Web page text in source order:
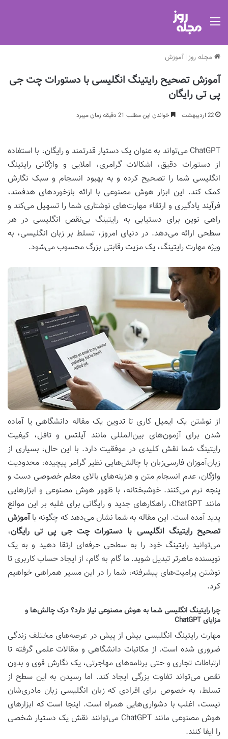
مجله روز | آموزش
آموزش تصحیح رایتینگ انگلیسی با دستورات چت جی
پی تی رایگان
22 اردیبهشت خواندن این مطلب 21 دقیقه زمان میبرد
ChatGPT می‌تواند به عنوان یک دستیار قدرتمند و رایگان، با استفاده
از دستورات دقیق، اشکالات گرامری، املایی و واژگانی رایتینگ
انگلیسی شما را تصحیح کرده و به بهبود انسجام و سبک نگارش
کمک کند. این ابزار هوش مصنوعی با ارائه بازخوردهای هدفمند،
فرآیند یادگیری و ارتقاء مهارت‌های نوشتاری شما را تسهیل می‌کند و
راهی نوین برای دستیابی به رایتینگ بی‌نقص انگلیسی در هر
سطحی ارائه می‌دهد. در دنیای امروز، تسلط بر زبان انگلیسی، به
ویژه مهارت رایتینگ، یک مزیت رقابتی بزرگ محسوب می‌شود.
از نوشتن یک ایمیل کاری تا تدوین یک مقاله دانشگاهی یا آماده
شدن برای آزمون‌های بین‌المللی مانند آیلتس و تافل، کیفیت
رایتینگ شما نقش کلیدی در موفقیت دارد. با این حال، بسیاری از
زبان‌آموزان فارسی‌زبان با چالش‌هایی نظیر گرامر پیچیده، محدودیت
واژگان، عدم انسجام متن و هزینه‌های بالای معلم خصوصی دست و
پنجه نرم می‌کنند. خوشبختانه، با ظهور هوش مصنوعی و ابزارهایی
مانند ChatGPT، راهکارهای جدید و رایگانی برای غلبه بر این موانع
پدید آمده است. این مقاله به شما نشان می‌دهد که چگونه باآموزش
تصحیح رایتینگ انگلیسی با دستورات چت جی پی تی رایگان،
می‌توانید رایتینگ خود را به سطحی حرفه‌ای ارتقا دهید و به یک
نویسنده ماهرتر تبدیل شوید. ما گام به گام، از ایجاد حساب کاربری تا
نوشتن پرامپت‌های پیشرفته، شما را در این مسیر همراهی خواهیم
کرد.
چرا رایتینگ انگلیسی شما به هوش مصنوعی نیاز دارد؟ درک چالش‌ها و
مزایای ChatGPT
مهارت رایتینگ انگلیسی بیش از پیش در عرصه‌های مختلف زندگی
ضروری شده است. از مکاتبات دانشگاهی و مقالات علمی گرفته تا
ارتباطات تجاری و حتی برنامه‌های مهاجرتی، یک نگارش قوی و بدون
نقص می‌تواند تفاوت بزرگی ایجاد کند. اما رسیدن به این سطح از
تسلط، به خصوص برای افرادی که زبان انگلیسی زبان مادری‌شان
نیست، اغلب با دشواری‌هایی همراه است. اینجا است که ابزارهای
هوش مصنوعی مانند ChatGPT می‌توانند نقش یک دستیار شخصی
را ایفا کنند.